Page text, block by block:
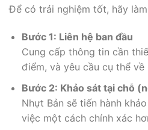
Để có trải nghiệm tốt, hãy
Bước 1: Liên hệ ban đầu
Cung cấp thông tin cần
điểm, và yêu cầu cụ thể về
Bước 2: Khảo sát tại chỗ
Nhựt Bản sẽ tiến hành
việc một cách chính xác